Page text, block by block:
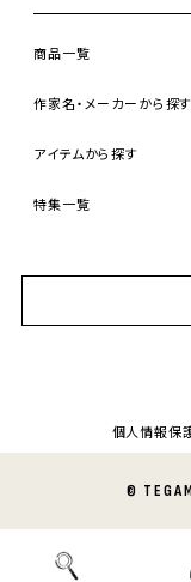
商品一覧
作家名・メーカーから探す
アイテムから探す
特集一覧
個人情報保
©